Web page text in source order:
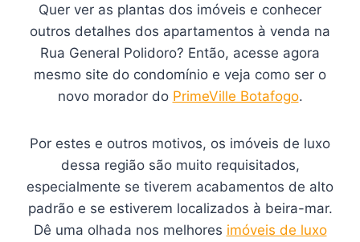
Quer ver as plantas dos imóveis e conhecer
outros detalhes dos apartamentos à venda na
Rua General Polidoro? Então, acesse agora
mesmo site do condomínio e veja como ser o
novo morador do PrimeVille Botafogo.
Por estes e outros motivos, os imóveis de luxo
dessa região são muito requisitados,
especialmente se tiverem acabamentos de alto
padrão e se estiverem localizados à beira-mar.
Dê uma olhada nos melhores imóveis de luxo